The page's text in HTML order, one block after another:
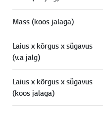
Mass (koos jalaga)
Laius x kõrgus x sügavus
(v.a jalg)
Laius x kõrgus x sügavus
(koos jalaga)